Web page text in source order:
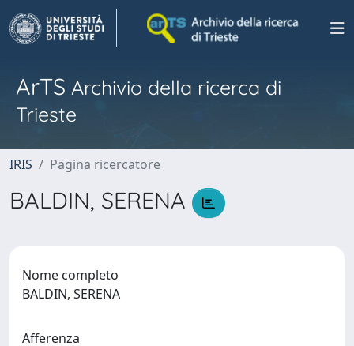
ArTS Archivio della ricerca di
Trieste
IRIS Pagina ricercatore
BALDIN, SERENA
Nome completo
BALDIN, SERENA
Afferenza